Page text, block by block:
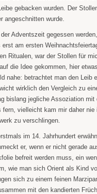
gebacken wurden. Der
angeschnitten wurde.
Adventszeit gegessen
am ersten
Ritualen, war der Stollen für
die Idee gekommen, hier
nahe: betrachtet man den Leib
wirklich den Vergleich zu
bislang jegliche Assoziation
vielleicht kam mir daher nie
zu verschlingen.
im 14. Jahrhundert
er, wenn er nicht gerade
befreit werden muss, ein
wie man sich Orient als Kind
sich zu einem feinen
mit den kandierten